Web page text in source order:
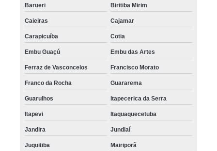
Barueri Biritiba Mirim
Caieiras Cajamar
Carapicuíba Cotia
Embu Guaçú Embu das Artes
Ferraz de Vasconcelos Francisco Morato
Franco da Rocha Guararema
Guarulhos Itapecerica da Serra
Itapevi Itaquaquecetuba
Jandira Jundiaí
Juquitiba Mairiporã